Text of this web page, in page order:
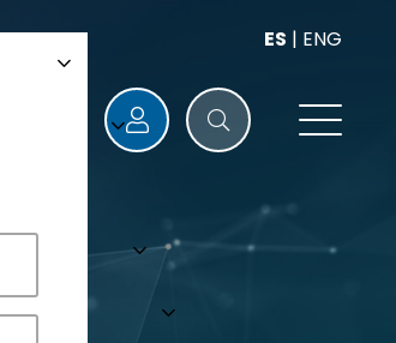
ES | ENG